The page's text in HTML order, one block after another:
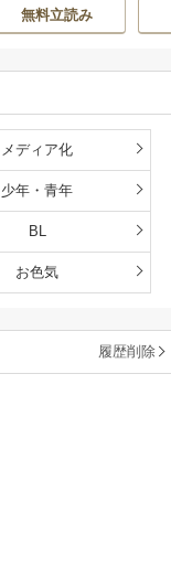
無料立読み
メディア化
少年・青年
BL
お色気
履歴削除